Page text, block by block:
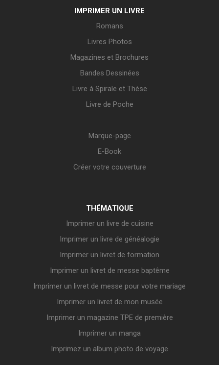
IMPRIMER UN LIVRE
Romans
Livres Photos
Magazines et Brochures
Bandes Dessinées
Livre à Spirale et Thèse
Livre de Poche
Marque-page
E-Book
Créer votre couverture
THÉMATIQUE
Imprimer un livre de cuisine
Imprimer un livre de généalogie
Imprimer un livret de formation
Imprimer un livret de messe baptême
Imprimer un livret de messe pour votre mariage
Imprimer un livret de mon musée
Imprimer un magazine TPE de première
Imprimer un manga
Imprimez un album photo de voyage